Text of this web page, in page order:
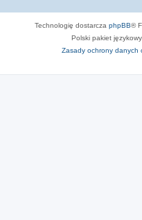
Technologię dostarcza phpBB®
Polski pakiet
Zasady ochrony danych